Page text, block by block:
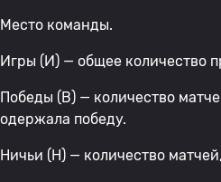
Место команды.
Игры (И) — общее количество
Победы (В) — количество
одержала победу.
Ничьи (Н) — количество